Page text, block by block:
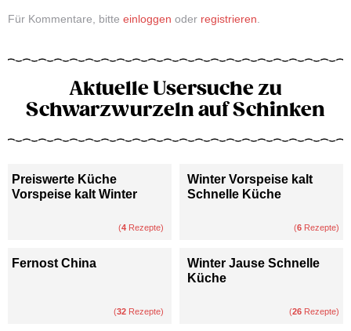
Für Kommentare, bitte einloggen oder registrieren
Aktuelle Usersuche zu
Schwarzwurzeln auf Schinken
Preiswerte Küche
Vorspeise kalt Winter
(4 Rezepte)
Winter Vorspeise kalt
Schnelle Küche
(6 Rezepte)
Fernost China
(32 Rezepte)
Winter Jause Schnelle
Küche
(26 Rezepte)